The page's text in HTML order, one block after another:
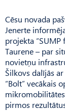
Cēsu novada
Jenerte
projekta “SUMP
Taurene – par
novietņu
Šilkovs dalījās
“Bolt” vecākais
pirmos